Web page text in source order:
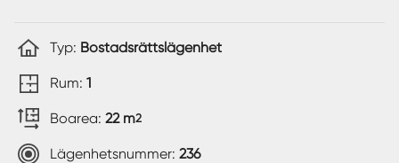
Typ: Bostadsrättslägenhet
Rum: 1
Boarea: 22 m2
Lägenhetsnummer: 236